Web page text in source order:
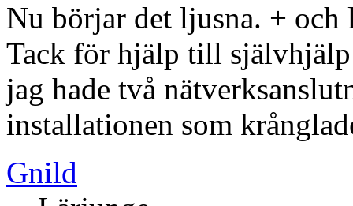
Nu börjar det ljusna. +
Tack för hjälp till
jag hade två
installationen som
Gnild